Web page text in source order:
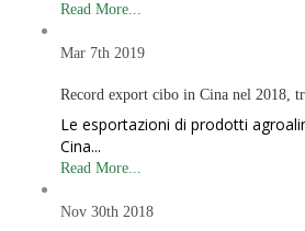
Read More...
Mar 7th 2019
Record export cibo in Cina nel 2018,
Le esportazioni di prodotti
Cina...
Read More...
Nov 30th 2018